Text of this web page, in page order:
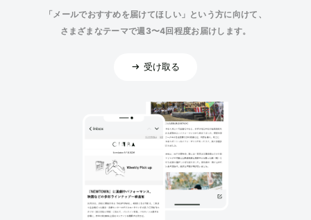
「メールでおすすめを届けてほしい」という方に向けて、
さまざまなテーマで週3〜4回程度お届けします。
受け取る